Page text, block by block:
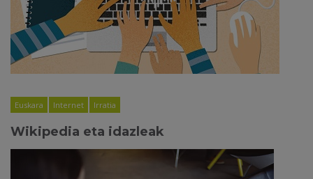
Euskara Internet Irratia
Wikipedia eta idazleak